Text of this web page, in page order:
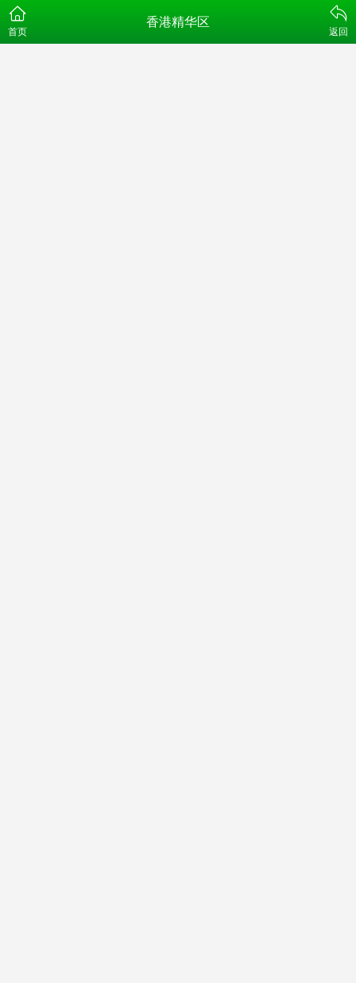
首页
香港精华区
返回